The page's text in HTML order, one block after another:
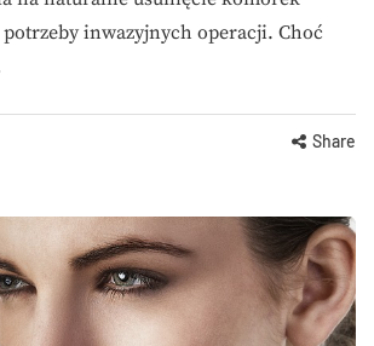
potrzeby inwazyjnych operacji. Choć
Share